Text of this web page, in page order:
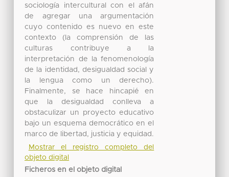
sociología intercultural con el afán
de agregar una argumentación
cuyo contenido es nuevo en este
contexto (la comprensión de las
culturas contribuye a la
interpretación de la fenomenología
de la identidad, desigualdad social y
la lengua como un derecho).
Finalmente, se hace hincapié en
que la desigualdad conlleva a
obstaculizar un proyecto educativo
bajo un esquema democrático en el
marco de libertad, justicia y equidad.
Mostrar el registro completo del
objeto digital
Ficheros en el objeto digital